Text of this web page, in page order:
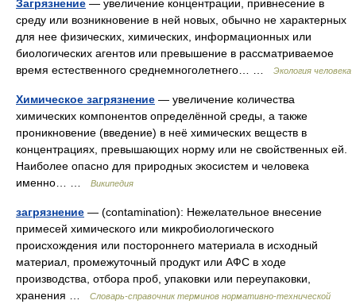
Загрязнение — увеличение концентрации, привнесение в
среду или возникновение в ней новых, обычно не характерных
для нее физических, химических, информационных или
биологических агентов или превышение в рассматриваемое
время естественного среднемноголетнего… …
Экология человека
Химическое загрязнение — увеличение количества
химических компонентов определённой среды, а также
проникновение (введение) в неё химических веществ в
концентрациях, превышающих норму или не свойственных ей.
Наиболее опасно для природных экосистем и человека
именно… …
Википедия
загрязнение — (contamination): Нежелательное внесение
примесей химического или микробиологического
происхождения или постороннего материала в исходный
материал, промежуточный продукт или АФС в ходе
производства, отбора проб, упаковки или переупаковки,
хранения …
Словарь-справочник терминов нормативно-технической